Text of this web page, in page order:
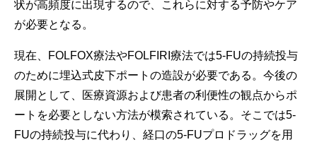
状が高頻度に出現するので、これらに対する予防やケア
が必要となる。
現在、FOLFOX療法やFOLFIRI療法では5-FUの持続投与
のために埋込式皮下ポートの造設が必要である。今後の
展開として、医療資源および患者の利便性の観点からポ
ートを必要としない方法が模索されている。そこでは5-
FUの持続投与に代わり、経口の5-FUプロドラッグを用